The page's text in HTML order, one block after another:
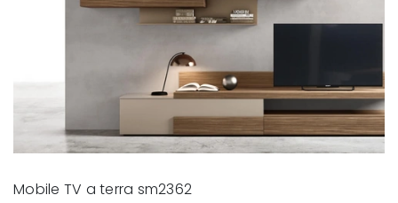
Mobile TV a terra sm2362